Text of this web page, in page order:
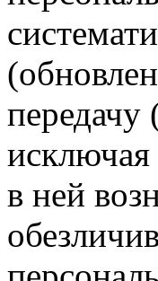
передачу
исключая
в ней